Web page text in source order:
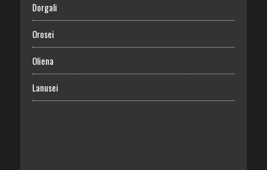
Dorgali
Orosei
Oliena
Lanusei